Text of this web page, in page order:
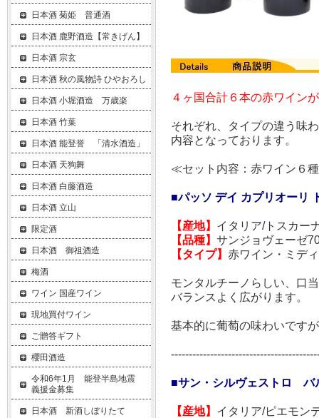
４ヶ国合計６本の赤ワイン
それぞれ、タイプの違う味
内容となっております。
≪セット内容：赤ワイン６
■パッソ デイ カプリオーリ
【産地】 イタリア/トスカー
【品種】 サンジョヴェーゼ
【タイプ】 赤ワイン・ミデ
モンタルチーノらしい、口
バランスよく広がります。
基本的に葡萄の味わいです
■サン・シルヴェストロ バ
【産地】 イタリア/ピエモン
日本酒 菊姫 普通酒
日本酒 鹿野酒造【常きげん】
日本酒 宗玄
日本酒 秋の風物詩 ひやおろし
日本酒 小堀酒造 万歳楽
日本酒 竹葉
日本酒 能登誉 「清水酒造」
日本酒 天狗舞
日本酒 白藤酒造
日本酒 立山
限定酒
日本酒 御祖酒造
梅酒
ワイン 国産ワイン
現地買付ワイン
ご贈答ギフト
櫻田酒造
令和6年1月 能登半島地震
義援金募集
日本酒 新酒しぼりたて